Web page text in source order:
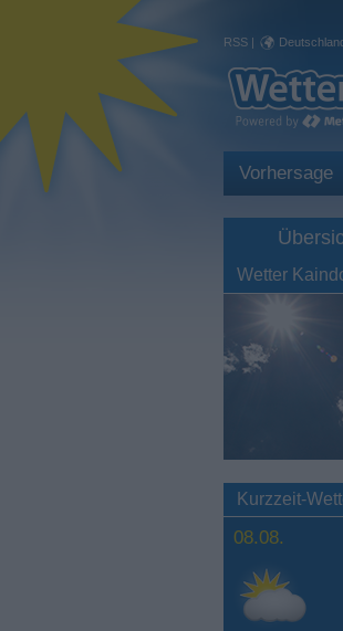
RSS |
Vorhersage
Wetter
Kurzzeit-
08.08.